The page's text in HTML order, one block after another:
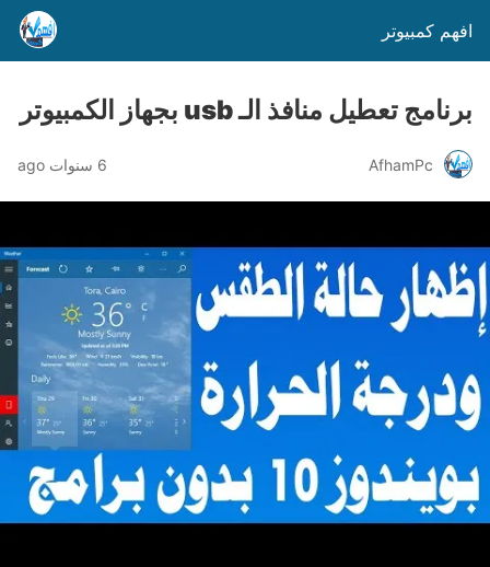
افهم كمبيوتر
برنامج تعطيل منافذ الـ usb بجهاز الكمبيوتر
AfhamPc 6 سنوات ago